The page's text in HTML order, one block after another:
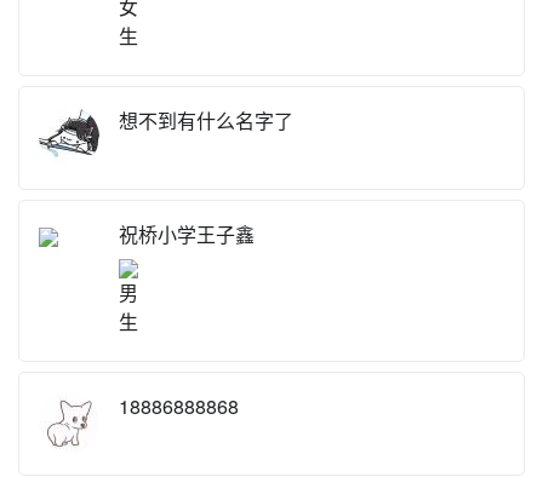
想不到有什么名字了
祝桥小学王子鑫
18886888868